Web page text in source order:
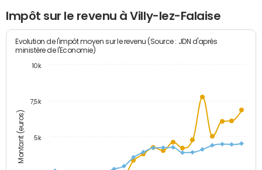
Impôt sur le revenu à Villy-lez-Falaise
Montant (euros)
Evolution de l'impôt moyen sur le revenu (Source : JDN d'après
ministère de l'Economie)
10k
5k
7,5k